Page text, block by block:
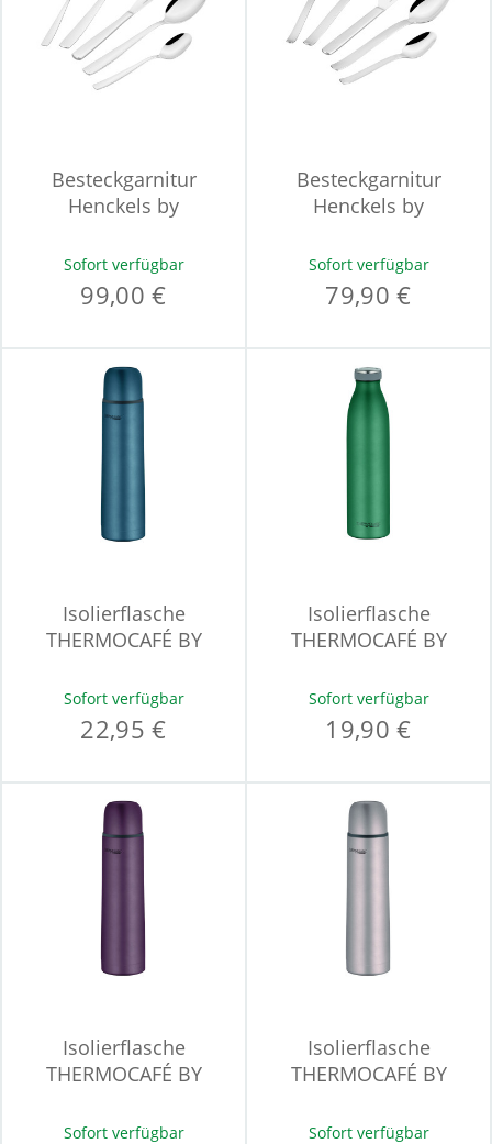
Besteckgarnitur
Henckels by
Sofort verfügbar
99,00 €
Besteckgarnitur
Henckels by
Sofort verfügbar
79,90 €
Isolierflasche
THERMOCAFÉ BY
BEVERAGE
Sofort verfügbar
22,95 €
Isolierflasche
THERMOCAFÉ BY
Sofort verfügbar
19,90 €
Isolierflasche
THERMOCAFÉ BY
BEVERAGE
Sofort verfügbar
Isolierflasche
THERMOCAFÉ BY
BEVERAGE
Sofort verfügbar